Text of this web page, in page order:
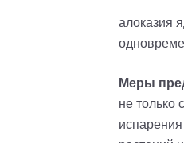
алоказия
Меры
не только